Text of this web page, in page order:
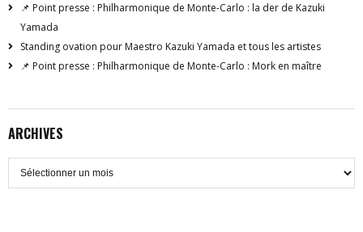
📌 Point presse : Philharmonique de Monte-Carlo : la der de Kazuki
Yamada
Standing ovation pour Maestro Kazuki Yamada et tous les artistes
📌 Point presse : Philharmonique de Monte-Carlo : Mork en maître
ARCHIVES
Archives